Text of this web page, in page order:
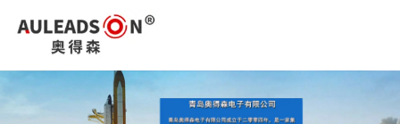
您好，欢迎进入青岛奥得森电子有限公司官网！